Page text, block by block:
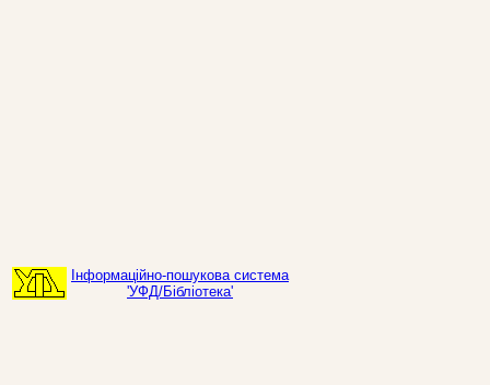
Інформаційно-пошукова система
'УФД/Бібліотека'